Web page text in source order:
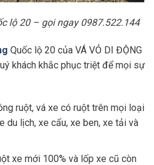
lộ 20 – gọi ngay 0987.522.144
Quốc lộ 20 của VÁ VỎ DI ĐỘNG
khách khắc phục triệt để mọi sự
ruột, vá xe có ruột trên mọi loại
du lịch, xe cẩu, xe ben, xe tải và
xe mới 100% và lốp xe cũ còn